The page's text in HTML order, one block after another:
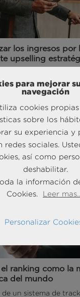
los ingresos por
upselling
y activar al
servicios adicionales,
Tras el primer año
+6% de crecimiento
premium.
más
ranking como la
del mundo
de un sistema de
para mejorar
navegación
cookies
sobre los
su experiencia
redes sociales.
así como
deshabilitar.
la información
Cookies.
Leer
Personalizar